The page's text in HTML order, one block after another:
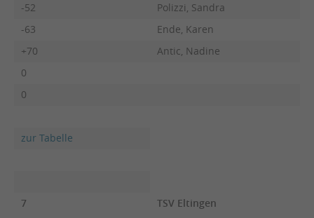
-52
Polizzi, Sandra
-63
Ende, Karen
+70
Antic, Nadine
0
0
zur Tabelle
7 TSV Eltingen